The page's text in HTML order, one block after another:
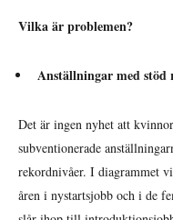
Vilka är problemen?
Anställningar med
Det är ingen nyhet att
subventionerade
rekordnivåer. I diagrammet
åren i nystartsjobb och i de